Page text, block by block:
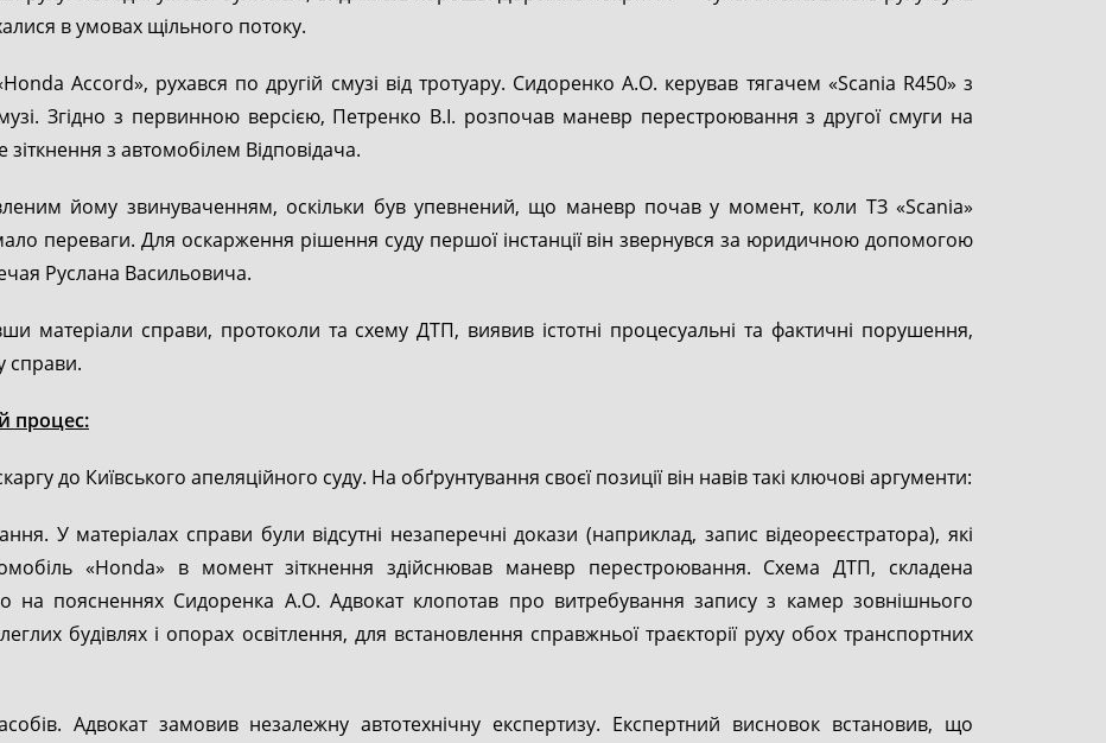
в умовах щільного потоку.
Accord», рухався по другій смузі від тротуару. Сидоренко А.О. керував тягачем «Scania R450» з
Згідно з первинною версією, Петренко В.І. розпочав маневр перестроювання з другої смуги на
зіткнення з автомобілем Відповідача.
йому звинуваченням, оскільки був упевнений, що маневр почав у момент, коли ТЗ «Scania»
переваги. Для оскарження рішення суду першої інстанції він звернувся за юридичною допомогою
Руслана Васильовича.
матеріали справи, протоколи та схему ДТП, виявив істотні процесуальні та фактичні порушення,
справи.
процес:
до Київського апеляційного суду. На обґрунтування своєї позиції він навів такі ключові аргументи:
У матеріалах справи були відсутні незаперечні докази (наприклад, запис відеореєстратора), які
«Honda» в момент зіткнення здійснював маневр перестроювання. Схема ДТП, складена
на поясненнях Сидоренка А.О. Адвокат клопотав про витребування запису з камер зовнішнього
будівлях і опорах освітлення, для встановлення справжньої траєкторії руху обох транспортних
Адвокат замовив незалежну автотехнічну експертизу. Експертний висновок встановив, що